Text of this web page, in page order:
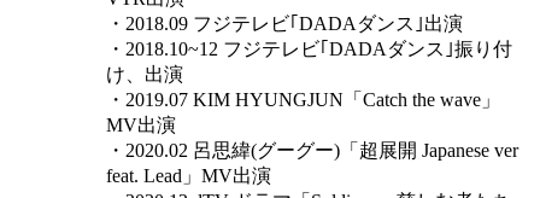
・2018.09 フジテレビ｢DADAダンス｣出演
・2018.10~12 フジテレビ｢DADAダンス｣振り付
け、出演
・2019.07 KIM HYUNGJUN「Catch the wave」
MV出演
・2020.02 呂思緯(グーグー)「超展開 Japanese ver
feat. Lead」MV出演